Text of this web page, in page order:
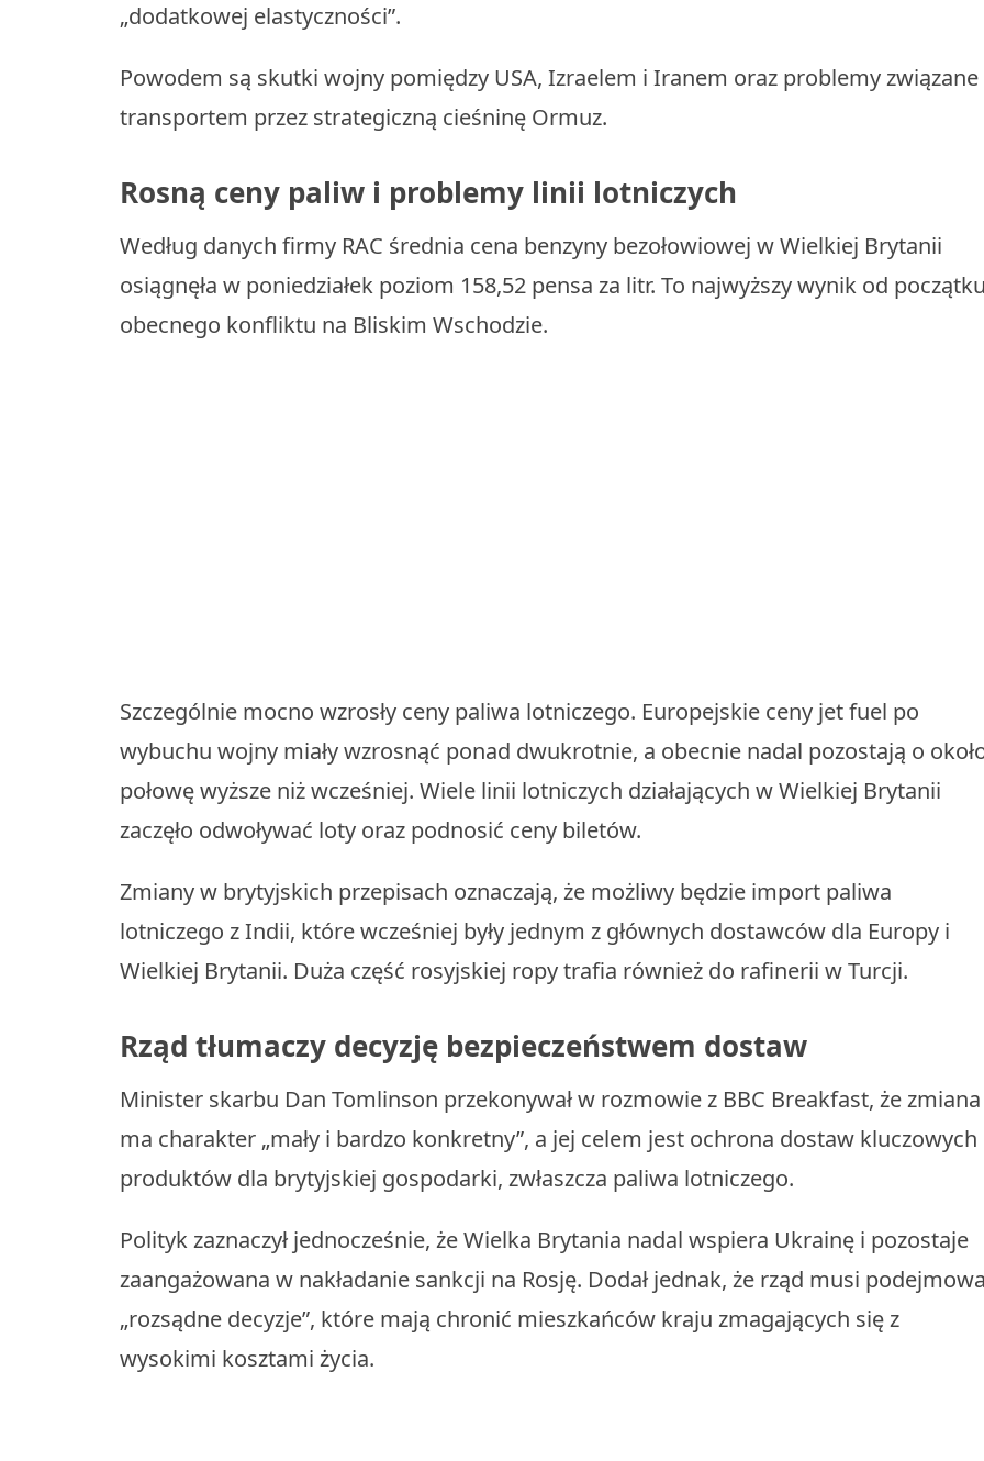
„dodatkowej elastyczności”.
Powodem są skutki wojny pomiędzy USA, Izraelem i Iranem oraz problemy związane
transportem przez strategiczną cieśninę Ormuz.
Rosną ceny paliw i problemy linii lotniczych
Według danych firmy RAC średnia cena benzyny bezołowiowej w Wielkiej Brytanii
osiągnęła w poniedziałek poziom 158,52 pensa za litr. To najwyższy wynik od
obecnego konfliktu na Bliskim Wschodzie.
Szczególnie mocno wzrosły ceny paliwa lotniczego. Europejskie ceny jet fuel po
wybuchu wojny miały wzrosnąć ponad dwukrotnie, a obecnie nadal pozostają o
połowę wyższe niż wcześniej. Wiele linii lotniczych działających w Wielkiej Brytanii
zaczęło odwoływać loty oraz podnosić ceny biletów.
Zmiany w brytyjskich przepisach oznaczają, że możliwy będzie import paliwa
lotniczego z Indii, które wcześniej były jednym z głównych dostawców dla Europy i
Wielkiej Brytanii. Duża część rosyjskiej ropy trafia również do rafinerii w Turcji.
Rząd tłumaczy decyzję bezpieczeństwem dostaw
Minister skarbu Dan Tomlinson przekonywał w rozmowie z BBC Breakfast, że zmiana
ma charakter „mały i bardzo konkretny”, a jej celem jest ochrona dostaw kluczowych
produktów dla brytyjskiej gospodarki, zwłaszcza paliwa lotniczego.
Polityk zaznaczył jednocześnie, że Wielka Brytania nadal wspiera Ukrainę i pozostaje
zaangażowana w nakładanie sankcji na Rosję. Dodał jednak, że rząd musi
„rozsądne decyzje”, które mają chronić mieszkańców kraju zmagających się z
wysokimi kosztami życia.